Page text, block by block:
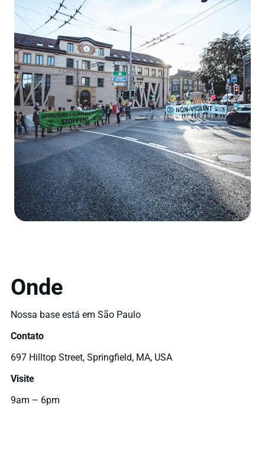
Onde
Nossa base está em São Paulo
Contato
697 Hilltop Street, Springfield, MA, USA
Visite
9am – 6pm